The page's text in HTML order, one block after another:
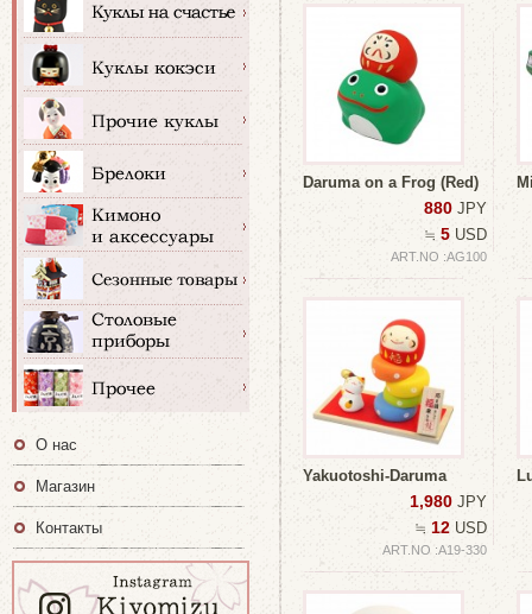
Daruma on a Frog (Red)
880 JPY
≒ 5 USD
ART.NO :AG100
Yakuotoshi-Daruma
1,980 JPY
≒ 12 USD
ART.NO :A19-330
О нас
Магазин
Контакты